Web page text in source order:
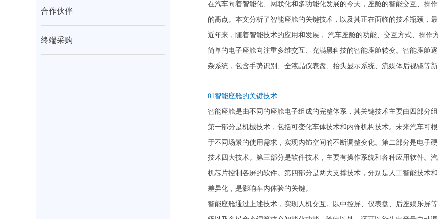
合作伙伴
终端采购
在汽车向着智能化、网联化和多功能化发展的今天，座舱的智能交互、操
的高点。本文分析了智能座舱的关键技术，以及其正在面临的技术瓶颈，
近年来，随着智能技术的应用和发展， 汽车座舱的功能、交互方式、操
简单的电子座舱向注重多维交互、充满黑科技的智能座舱转变。智能座舱
杂系统，包含手势识别、全液晶仪表盘、抬头显示系统、流媒体后视镜等新
01智能座舱的关键技术
智能座舱是由不同的座舱电子组成的完整体系，其关键技术主要由四部分组
第一部分是机械技术，包括可变化车体技术和内饰机构技术。未来汽车可
于不同场景的使用需求，实现内饰空间的不断调整变化。第二部分是电子
技术四大技术。第三部分是软件技术，主要有操作系统和各种应用软件。
机芯片控制各屏的软件。第四部分是两大支撑技术，分别是人工智能技术
差异化，是影响车内体验的关键。
智能座舱通过上述技术，实现人机交互。以中控屏、仪表盘、后座娱乐屏